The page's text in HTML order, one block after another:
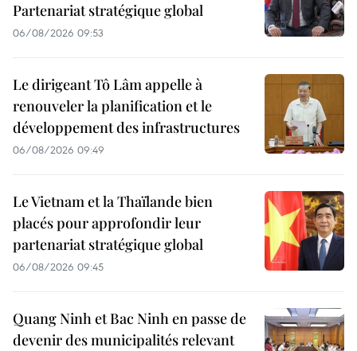
Partenariat stratégique global
06/08/2026 09:53
Le dirigeant Tô Lâm appelle à
renouveler la planification et le
développement des infrastructures
06/08/2026 09:49
Le Vietnam et la Thaïlande bien
placés pour approfondir leur
partenariat stratégique global
06/08/2026 09:45
Quang Ninh et Bac Ninh en passe de
devenir des municipalités relevant